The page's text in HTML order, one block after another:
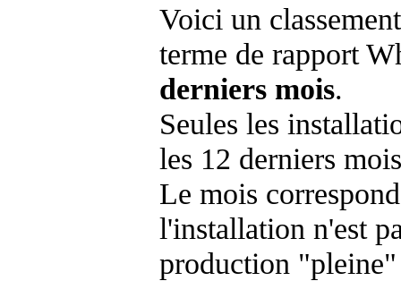
Voici un
terme de rapport
derniers mois.
Seules les
les 12 derniers
Le mois
l'installation n'est
production "pleine"